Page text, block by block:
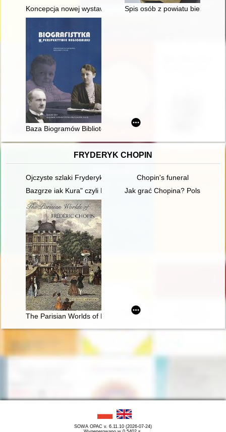
Koncepcja nowej wystawy stałej w Muzeum Stutthof w
Spis osób z powiatu bielskiego
Baza Biogramów Biblioteki Jagiellońskiej jako źródło
FRYDERYK CHOPIN
Ojczyste szlaki Fryderyka Chopina
Chopin's funeral
Bazgrze iak Kura" czyli Fryderyk Chopin i powstańcy
Jak grać Chopina? Polska
The Parisian Worlds of Frédéric Chopin
SOWA OPAC v. 6.11.10 (2026-07-24)